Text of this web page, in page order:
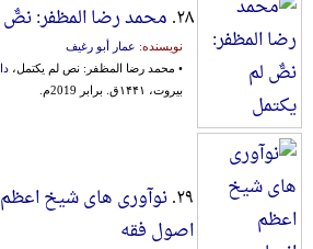
۲۸. محمد رضا المظفر: نصٌّ
نویسنده: عمار أبو رغیف
• محمد رضا المظفر: نص لم يكتمل،
بیروت، ۱۴۴۱ق. برابر 2019م.
۲۹. نوآوری های شیخ
اصول فقه